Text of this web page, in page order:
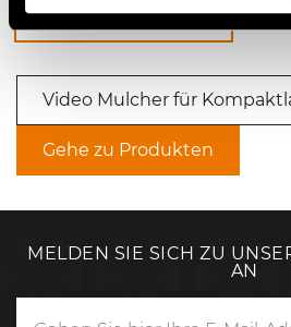
MULCHGERÄT
Video Mulcher für
Gehe zu Produkten
MELDEN SIE SICH ZU
AN